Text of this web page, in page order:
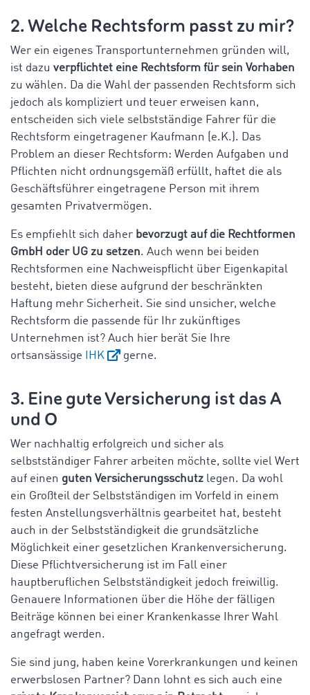
2. Welche Rechtsform passt zu mir?
Wer ein eigenes Transportunternehmen gründen will,
ist dazu verpflichtet eine Rechtsform für sein Vorhaben
zu wählen. Da die Wahl der passenden Rechtsform sich
jedoch als kompliziert und teuer erweisen kann,
entscheiden sich viele selbstständige Fahrer für die
Rechtsform eingetragener Kaufmann (e.K.). Das
Problem an dieser Rechtsform: Werden Aufgaben und
Pflichten nicht ordnungsgemäß erfüllt, haftet die als
Geschäftsführer eingetragene Person mit ihrem
gesamten Privatvermögen.
Es empfiehlt sich daher bevorzugt auf die Rechtformen
GmbH oder UG zu setzen. Auch wenn bei beiden
Rechtsformen eine Nachweispflicht über Eigenkapital
besteht, bieten diese aufgrund der beschränkten
Haftung mehr Sicherheit. Sie sind unsicher, welche
Rechtsform die passende für Ihr zukünftiges
Unternehmen ist? Auch hier berät Sie Ihre
ortsansässige
IHK gerne.
3. Eine gute Versicherung ist das A
und O
Wer nachhaltig erfolgreich und sicher als
selbstständiger Fahrer arbeiten möchte, sollte viel Wert
auf einen guten Versicherungsschutz legen. Da wohl
ein Großteil der Selbstständigen im Vorfeld in einem
festen Anstellungsverhältnis gearbeitet hat, besteht
auch in der Selbstständigkeit die grundsätzliche
Möglichkeit einer gesetzlichen Krankenversicherung.
Diese Pflichtversicherung ist im Fall einer
hauptberuflichen Selbstständigkeit jedoch freiwillig.
Genauere Informationen über die Höhe der fälligen
Beiträge können bei einer Krankenkasse Ihrer Wahl
angefragt werden.
Sie sind jung, haben keine Vorerkrankungen und keinen
erwerbslosen Partner? Dann lohnt es sich auch eine